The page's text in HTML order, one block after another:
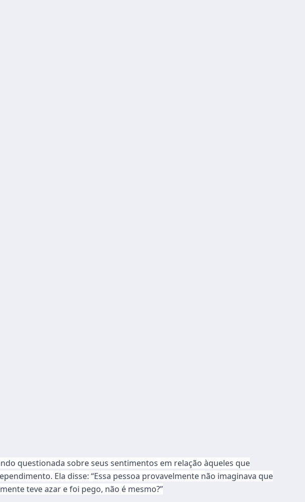
questionada sobre seus sentimentos em relação àqueles que
Ela disse: “Essa pessoa provavelmente não imaginava que
teve azar e foi pego, não é mesmo?”